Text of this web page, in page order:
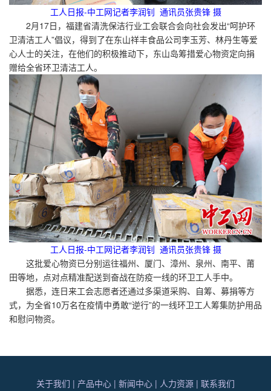
工人日报-中工网记者李润钊 通讯员张贵锋 摄
2月17日，福建省清洗保洁行业工会联合会向社会发出“呵护环
卫清洁工人”倡议，得到了在东山祥丰食品公司李玉芳、林丹生等爱
心人士的关注，在他们的积极推动下，东山岛筹措爱心物资定向捐
赠给全省环卫清洁工人。
工人日报-中工网记者李润钊 通讯员张贵锋 摄
这批爱心物资已分别运往福州、厦门、漳州、泉州、南平、莆
田等地，点对点精准配送到奋战在防疫一线的环卫工人手中。
据悉，连日来工会志愿者还通过多渠道采购、自筹、募捐等方
式，为全省10万名在疫情中勇敢“逆行”的一线环卫工人筹集防护用品
和慰问物资。
关于我们 | 产品中心 | 新闻中心 | 人力资源 | 联系我们